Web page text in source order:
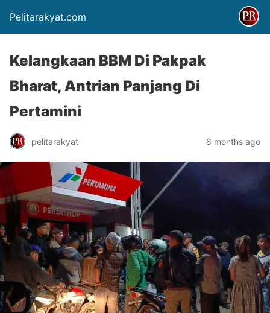
Pelitarakyat.com
Kelangkaan BBM Di Pakpak
Bharat, Antrian Panjang Di
Pertamini
pelitarakyat 8 months ago